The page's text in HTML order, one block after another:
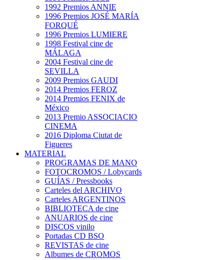
1992 Premios ANNIE
1996 Premios JOSÉ MARÍA
FORQUÉ
1996 Premios LUMIERE
1998 Festival cine de
MÁLAGA
2004 Festival cine de
SEVILLA
2009 Premios GAUDI
2014 Premios FEROZ
2014 Premios FENIX de
México
2013 Premio ASSOCIACIO
CINEMA
2016 Diploma Ciutat de
Figueres
MATERIAL
PROGRAMAS DE MANO
FOTOCROMOS / Lobycards
GUÍAS / Pressbooks
Carteles del ARCHIVO
Carteles ARGENTINOS
BIBLIOTECA de cine
ANUARIOS de cine
DISCOS vinilo
Portadas CD BSO
REVISTAS de cine
Albumes de CROMOS